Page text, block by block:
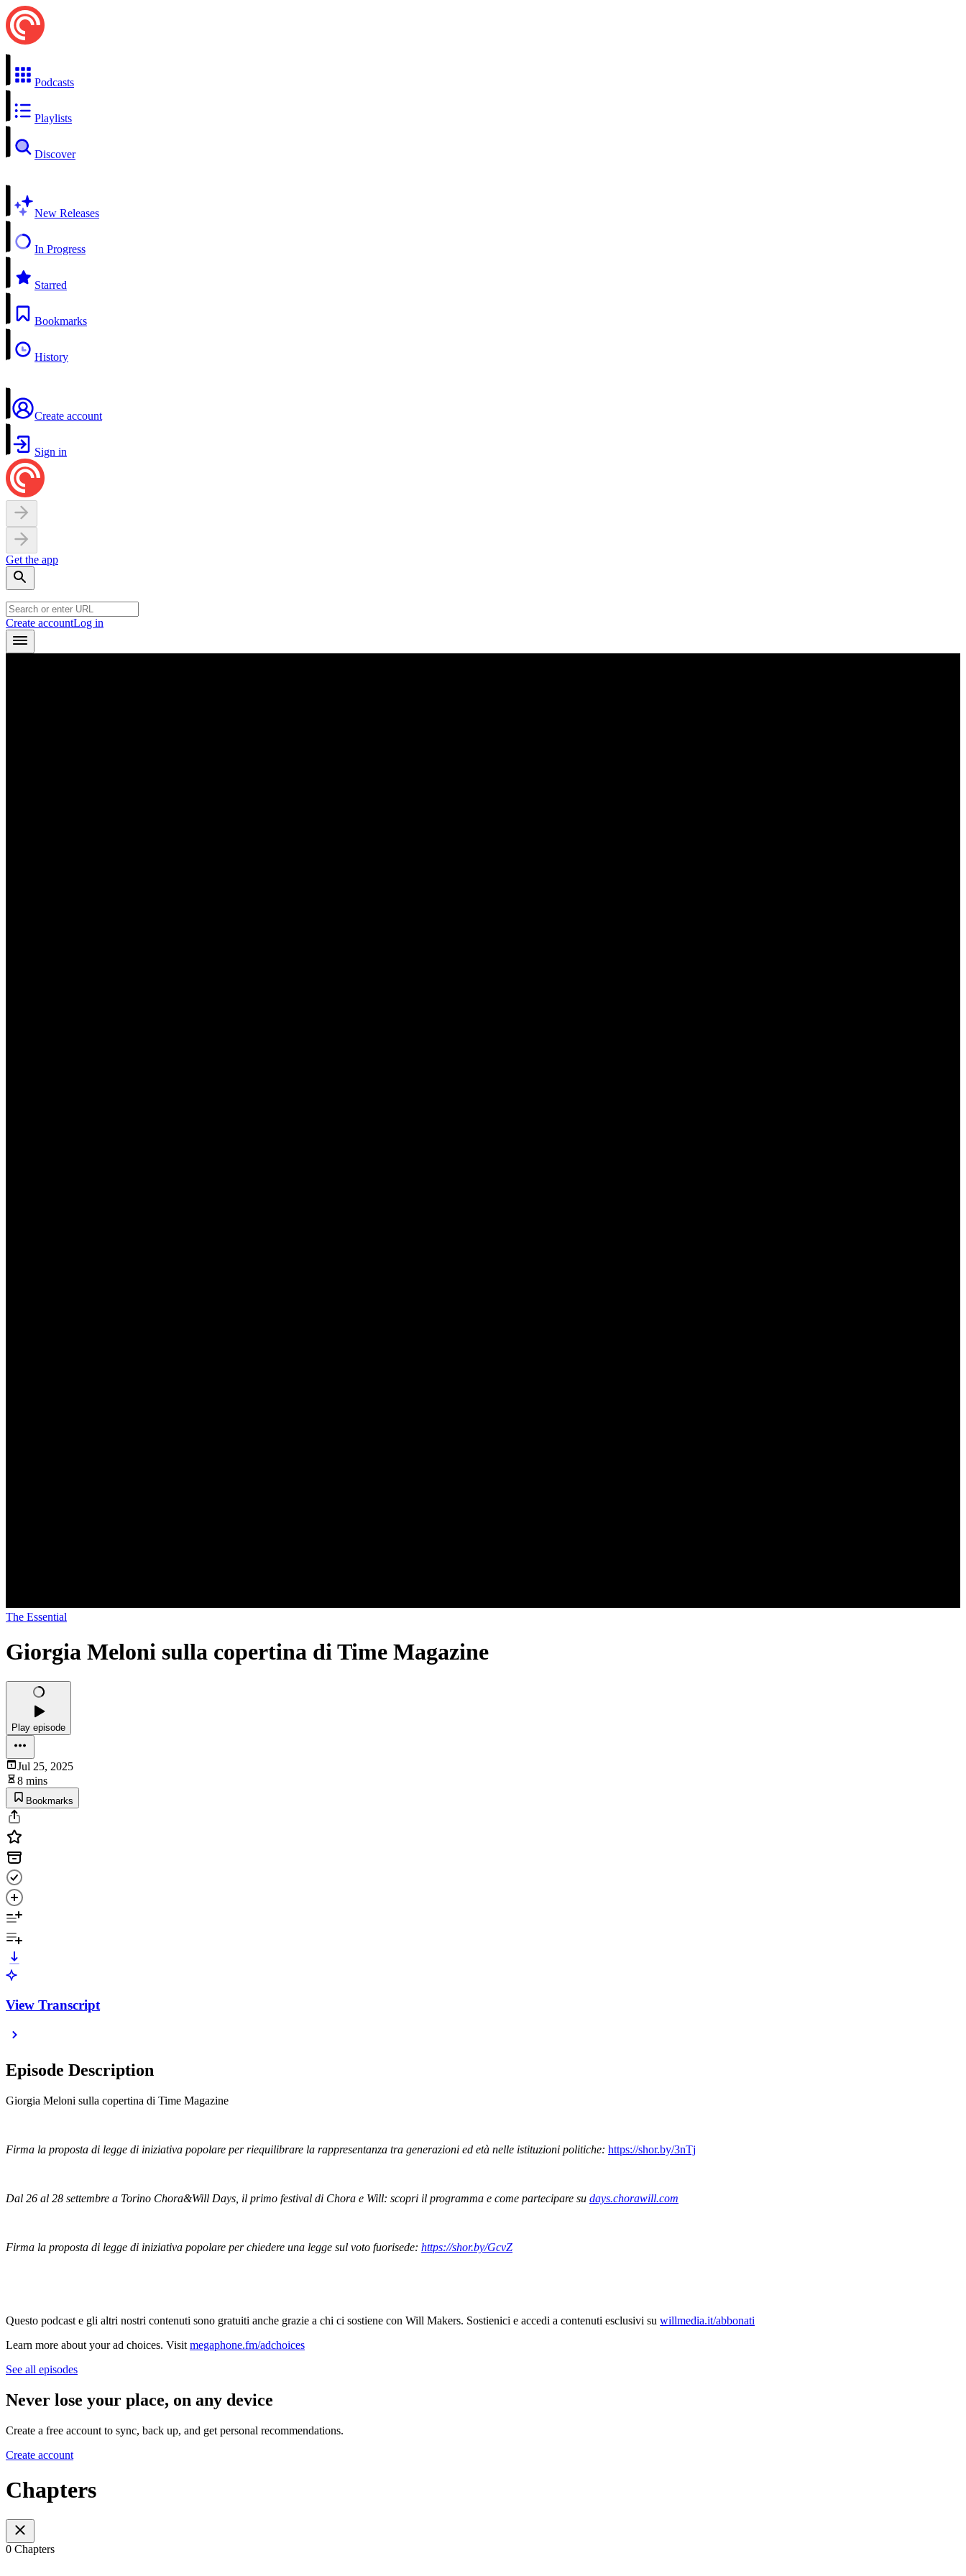
Podcasts
Playlists
Discover
New Releases
In Progress
Starred
Bookmarks
History
Create account
Sign in
Get the app
Create accountLog in
The Essential
Giorgia Meloni sulla copertina di Time Magazine
Play episode
Jul 25, 2025
8 mins
Bookmarks
View Transcript
Episode Description
Giorgia Meloni sulla copertina di Time Magazine
Firma la proposta di legge di iniziativa popolare per riequilibrare la rappresentanza tra generazioni ed età nelle istituzioni politiche: https://shor.by/3nTj
Dal 26 al 28 settembre a Torino Chora&Will Days, il primo festival di Chora e Will: scopri il programma e come partecipare su days.chorawill.com
Firma la proposta di legge di iniziativa popolare per chiedere una legge sul voto fuorisede: https://shor.by/GcvZ
Questo podcast e gli altri nostri contenuti sono gratuiti anche grazie a chi ci sostiene con Will Makers. Sostienici e accedi a contenuti esclusivi su willmedia.it/abbonati
Learn more about your ad choices. Visit megaphone.fm/adchoices
See all episodes
Never lose your place, on any device
Create a free account to sync, back up, and get personal recommendations.
Create account
Chapters
0 Chapters